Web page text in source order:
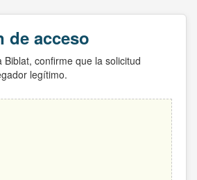
de acceso
Biblat, confirme que la solicitud
legítimo.